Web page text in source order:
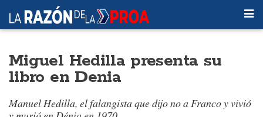
Miguel Hedilla presenta su
libro en Denia
Manuel Hedilla, el falangista que dijo no a Franco y vivió